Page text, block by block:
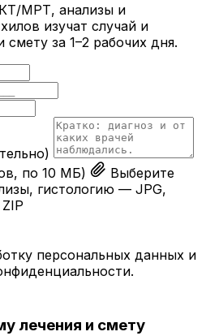
МРТ, анализы и
изучат случай и
за 1–2 рабочих дня.
по 10 МБ)
Выберите
гистологию — JPG,
персональных данных и
.
лечения и смету